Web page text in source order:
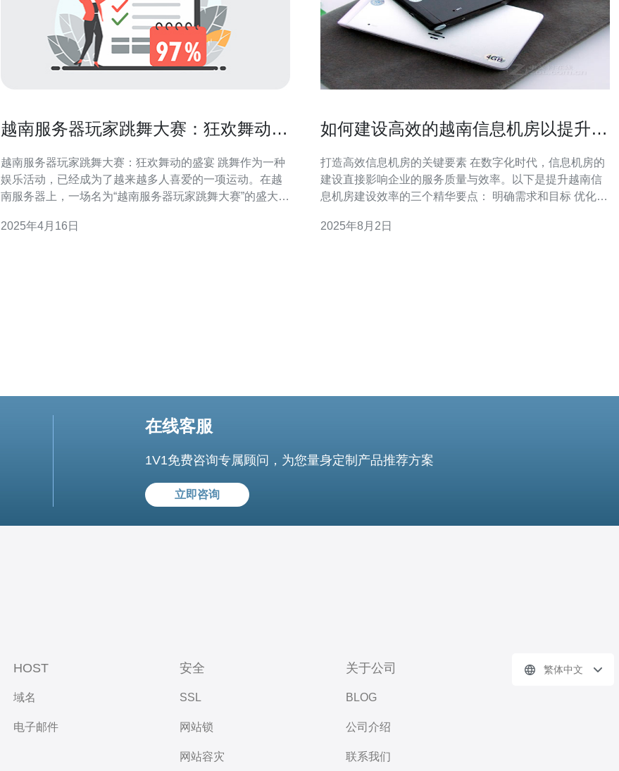
越南服务器玩家跳舞大赛：狂欢舞动的
越南服务器玩家跳舞大赛：狂欢舞动的盛宴 跳舞作为一种
娱乐活动，已经成为了越来越多人喜爱的一项运动。在越
南服务器上，一场名为“越南服务器玩家跳舞大赛”的盛大活
务器上进行，参赛者需要在指定时间内准备自己的舞蹈表
2025年4月16日
如何建设高效的越南信息机房以提升服
打造高效信息机房的关键要素 在数字化时代，信息机房的
建设直接影响企业的服务质量与效率。以下是提升越南信
息机房建设效率的三个精华要点： 明确需求和目标 优化网
的国家，信息技术的需求日益增长，建设高效的信息机房
2025年8月2日
在线客服
1V1免费咨询专属顾问，为您量身定制产品推荐方案
立即咨询
HOST
域名
电子邮件
安全
SSL
网站锁
网站容灾
关于公司
BLOG
公司介绍
联系我们
繁体中文